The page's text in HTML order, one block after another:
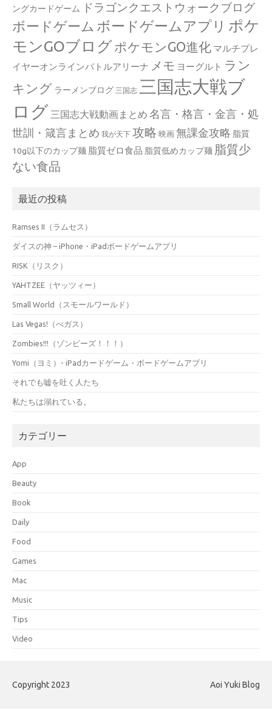
ングカードゲーム
ドラゴンクエストウォークブログ
ボードゲーム ボードゲームアプリ ポケ
モンGOブログポケモンGO進化 マルチプレ
イヤーオンラインバトルアリーナ メモ ヨーグルト ラン
キング ラーメンブログ 三国志 三国志大戦ブ
ログ 三国志大戦動画まとめ 名言・格言・金言・処
世訓・箴言まとめ 我が天下 攻略 映画 無課金攻略 脂質
10g以下のカップ麺 脂質ゼロ食品 脂質低めカップ麺 脂質少
ない食品
最近の投稿
Ramses II（ラムセス）
ダイスの神 – iPhone・iPadボードゲームアプリ
RISK（リスク）
YAHTZEE（ヤッツィー）
Small World（スモールワールド）
Las Vegas!（べガス）
Zombies!!!（ゾンビーズ！！！）
Yomi（ヨミ）- iPadカードゲーム・ボードゲームアプリ
それでも嘘を吐く人たち
私たちは溺れている。
カテゴリー
App
Beauty
Book
Daily
Food
Games
Mac
Music
Tips
Video
Copyright 2023 Aoi Yuki Blog